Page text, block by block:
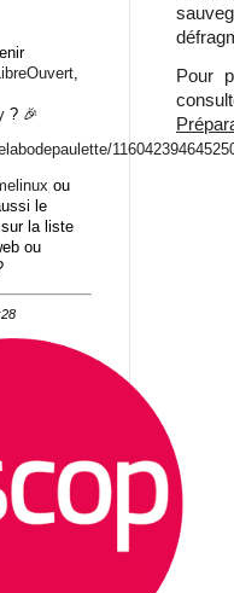
Pour
? 🎉
e/
ou
le
la liste
ou